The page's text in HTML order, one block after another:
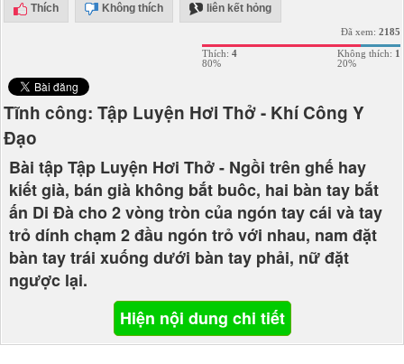
Thích Không thích liên kết hỏng
Đã xem: 2185
Thích: 4
80%
Không thích: 1
20%
Tĩnh công: Tập Luyện Hơi Thở - Khí Công Y
Đạo
Bài tập Tập Luyện Hơi Thở - Ngồi trên ghế hay
kiết già, bán già không bắt buôc, hai bàn tay bắt
ấn Di Đà cho 2 vòng tròn của ngón tay cái và tay
trỏ dính chạm 2 đầu ngón trỏ với nhau, nam đặt
bàn tay trái xuống dưới bàn tay phải, nữ đặt
ngược lại.
Hiện nội dung chi tiết